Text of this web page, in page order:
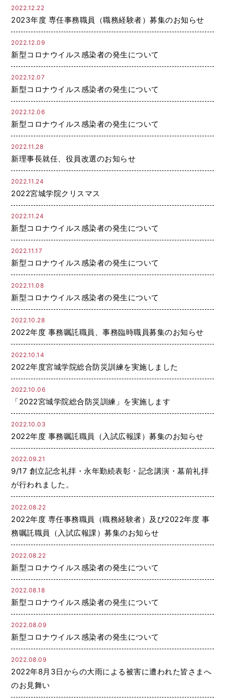
2022.12.22
2023年度 専任事務職員（職務経験者）募集のお知らせ
2022.12.09
新型コロナウイルス感染者の発生について
2022.12.07
新型コロナウイルス感染者の発生について
2022.12.06
新型コロナウイルス感染者の発生について
2022.11.28
新理事長就任、役員改選のお知らせ
2022.11.24
2022宮城学院クリスマス
2022.11.24
新型コロナウイルス感染者の発生について
2022.11.17
新型コロナウイルス感染者の発生について
2022.11.08
新型コロナウイルス感染者の発生について
2022.10.28
2022年度 事務嘱託職員、事務臨時職員募集のお知らせ
2022.10.14
2022年度宮城学院総合防災訓練を実施しました
2022.10.06
「2022宮城学院総合防災訓練」を実施します
2022.10.03
2022年度 事務嘱託職員（入試広報課）募集のお知らせ
2022.09.21
9/17 創立記念礼拝・永年勤続表彰・記念講演・墓前礼拝
が行われました。
2022.08.22
2022年度 専任事務職員（職務経験者）及び2022年度 事
務嘱託職員（入試広報課）募集のお知らせ
2022.08.22
新型コロナウイルス感染者の発生について
2022.08.18
新型コロナウイルス感染者の発生について
2022.08.09
新型コロナウイルス感染者の発生について
2022.08.09
2022年8月3日からの大雨による被害に遭われた皆さまへ
のお見舞い